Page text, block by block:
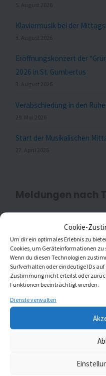
Cookie-
Um dir ein optimales Erlebnis zu
Cookies, um Geräteinformationen
Wenn du diesen Technologien
Surfverhalten oder eindeutige IDs
Zustimmung nicht erteilst oder
Funktionen beeinträchtigt werden.
Dienste verwalten
5. August 2026
Klaviermusik bei der
3. August 2026
Eröffnungskonzert der
2026 in St. Gumbertus
3. August 2026
Verabschiedung in den
29. Mai 2026
Start der Musikalischen
27. April 2026
Meldungen nach
Aktuell (20)
Gottesdienste(1)
Kaleidoskop Kirchenmusik
Kinder- und Jugendchöre